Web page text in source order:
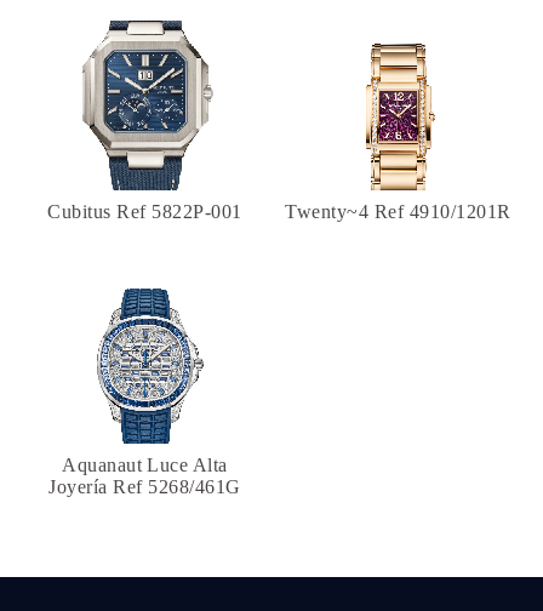
Cubitus Ref 5822P-001 Twenty~4 Ref 4910/1201R
Aquanaut Luce Alta
Joyería Ref 5268/461G